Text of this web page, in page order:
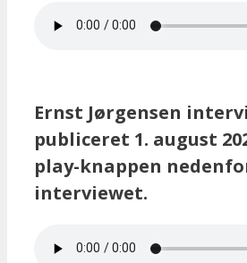
Ernst Jørgensen
publiceret 1. august
play-knappen
interviewet.